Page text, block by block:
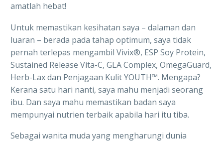
amatlah hebat!
Untuk memastikan kesihatan saya – dalaman dan
luaran – berada pada tahap optimum, saya tidak
pernah terlepas mengambil Vivix®, ESP Soy Protein,
Sustained Release Vita-C, GLA Complex, OmegaGuard,
Herb-Lax dan Penjagaan Kulit YOUTH™. Mengapa?
Kerana satu hari nanti, saya mahu menjadi seorang
ibu. Dan saya mahu memastikan badan saya
mempunyai nutrien terbaik apabila hari itu tiba.
Sebagai wanita muda yang mengharungi dunia